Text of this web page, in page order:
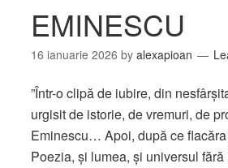
EMINESCU
16 ianuarie 2026 by alexapioan
”Într-o clipă de iubire, din
urgisit de istorie, de vremuri, de
Eminescu… Apoi, după ce
Poezia, și lumea, și universul